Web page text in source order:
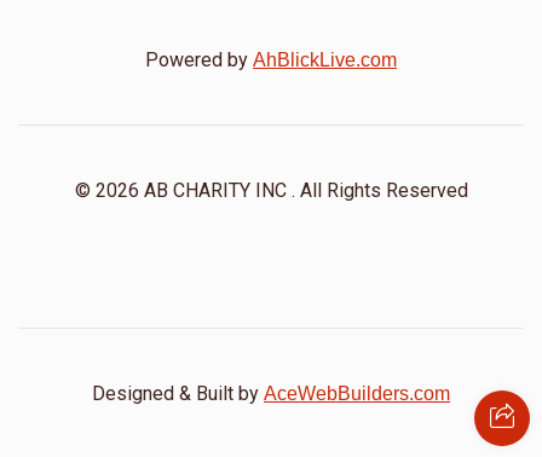
Powered by AhBlickLive.com
© 2026 AB CHARITY INC . All Rights Reserved
Designed & Built by AceWebBuilders.com